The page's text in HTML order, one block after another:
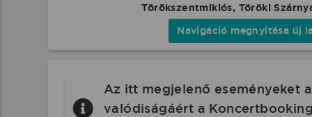
Törökszentmiklós, Töröki
Navigáció megnyitása új
Az itt megjelenő eseményeket
valódiságáért a